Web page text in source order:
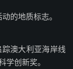
的地质标志。
澳大利亚海岸线
学创新奖。